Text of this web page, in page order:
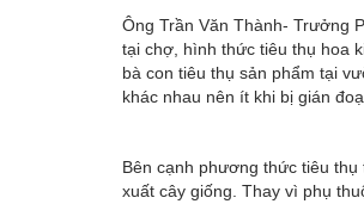
Ông Trần Văn Thành- Trưởng
tại chợ, hình thức tiêu thụ hoa
bà con tiêu thụ sản phẩm tại
khác nhau nên ít khi bị gián
Bên cạnh phương thức tiêu
xuất cây giống. Thay vì phụ